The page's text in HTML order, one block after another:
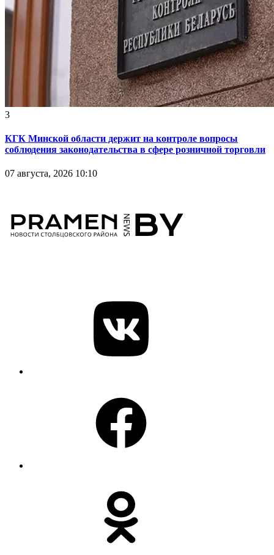
3
КГК Минской области держит на контроле вопросы
соблюдения законодательства в сфере розничной торговли
07 августа, 2026 10:10